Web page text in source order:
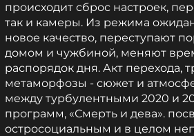
происходит сброс настроек,
так и камеры. Из режима
новое качество, переступают
домом и чужбиной, меняют
распорядок дня. Акт перехода,
метаморфозы - сюжет и
между турбулентными 2020 и
программ, «Смерть и дева».
остросоциальным и в целом